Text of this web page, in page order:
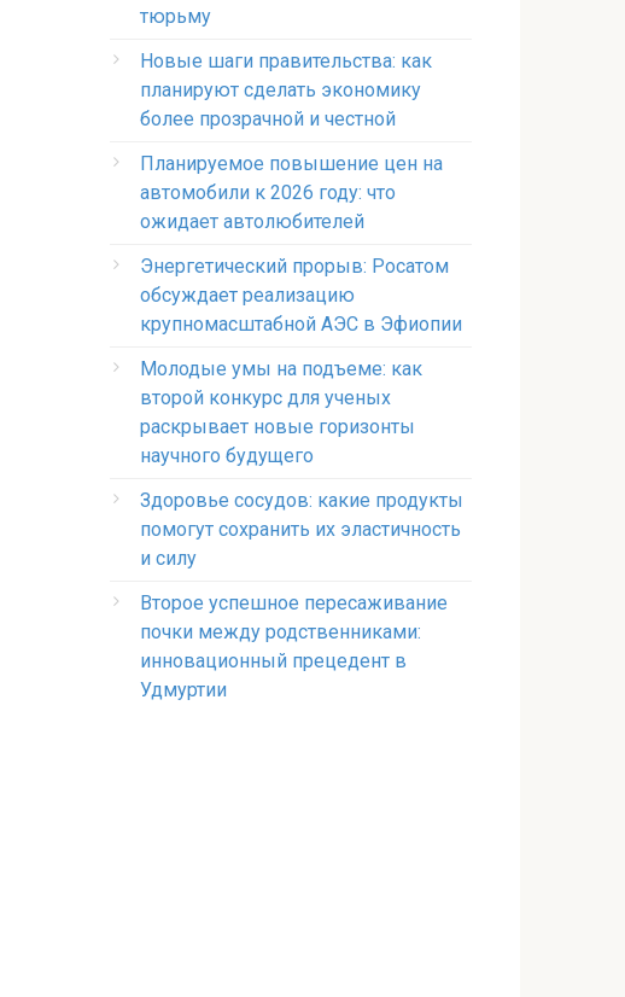
тюрьму
Новые шаги правительства: как
планируют сделать экономику
более прозрачной и честной
Планируемое повышение цен на
автомобили к 2026 году: что
ожидает автолюбителей
Энергетический прорыв: Росатом
обсуждает реализацию
крупномасштабной АЭС в Эфиопии
Молодые умы на подъеме: как
второй конкурс для ученых
раскрывает новые горизонты
научного будущего
Здоровье сосудов: какие продукты
помогут сохранить их эластичность
и силу
Второе успешное пересаживание
почки между родственниками:
инновационный прецедент в
Удмуртии